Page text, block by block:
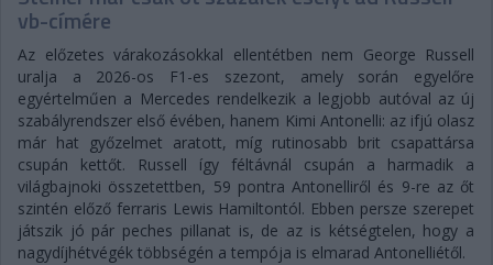
vb-címére
Az előzetes várakozásokkal ellentétben nem George Russell
uralja a 2026-os F1-es szezont, amely során egyelőre
egyértelműen a Mercedes rendelkezik a legjobb autóval az új
szabályrendszer első évében, hanem Kimi Antonelli: az ifjú olasz
már hat győzelmet aratott, míg rutinosabb brit csapattársa
csupán kettőt. Russell így féltávnál csupán a harmadik a
világbajnoki összetettben, 59 pontra Antonelliről és 9-re az őt
szintén előző ferraris Lewis Hamiltontól. Ebben persze szerepet
játszik jó pár peches pillanat is, de az is kétségtelen, hogy a
nagydíjhétvégék többségén a tempója is elmarad Antonelliétől.